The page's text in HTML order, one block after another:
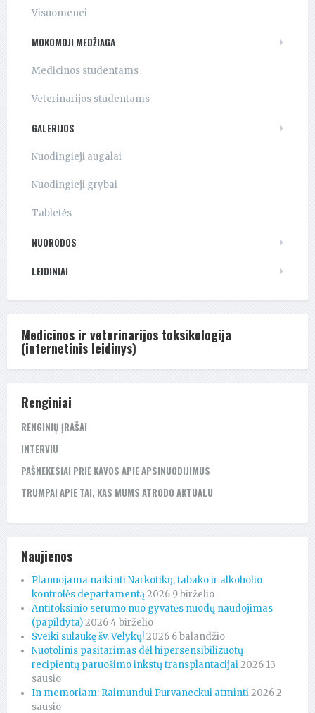
Visuomenei
MOKOMOJI MEDŽIAGA
Medicinos studentams
Veterinarijos studentams
GALERIJOS
Nuodingieji augalai
Nuodingieji grybai
Tabletės
NUORODOS
LEIDINIAI
Medicinos ir veterinarijos toksikologija
(internetinis leidinys)
Renginiai
RENGINIŲ ĮRAŠAI
INTERVIU
PAŠNEKESIAI PRIE KAVOS APIE APSINUODIJIMUS
TRUMPAI APIE TAI, KAS MUMS ATRODO AKTUALU
Naujienos
Planuojama naikinti Narkotikų, tabako ir alkoholio
kontrolės departamentą2026 9 birželio
Antitoksinio serumo nuo gyvatės nuodų naudojimas
(papildyta)2026 4 birželio
Sveiki sulaukę šv. Velykų!2026 6 balandžio
Nuotolinis pasitarimas dėl hipersensibilizuotų
recipientų paruošimo inkstų transplantacijai2026 13
sausio
In memoriam: Raimundui Purvaneckui atminti2026 2
sausio